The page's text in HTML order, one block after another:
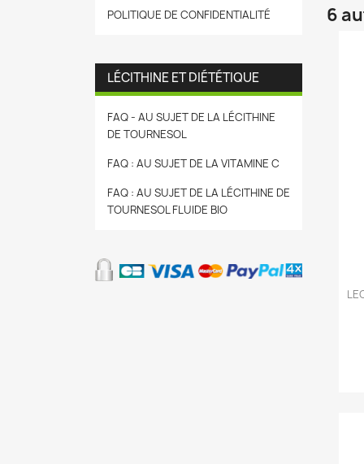
POLITIQUE DE CONFIDENTIALITÉ
LÉCITHINE ET DIÉTÉTIQUE
FAQ - AU SUJET DE LA LÉCITHINE
DE TOURNESOL
FAQ : AU SUJET DE LA VITAMINE C
FAQ : AU SUJET DE LA LÉCITHINE DE
TOURNESOL FLUIDE BIO
6